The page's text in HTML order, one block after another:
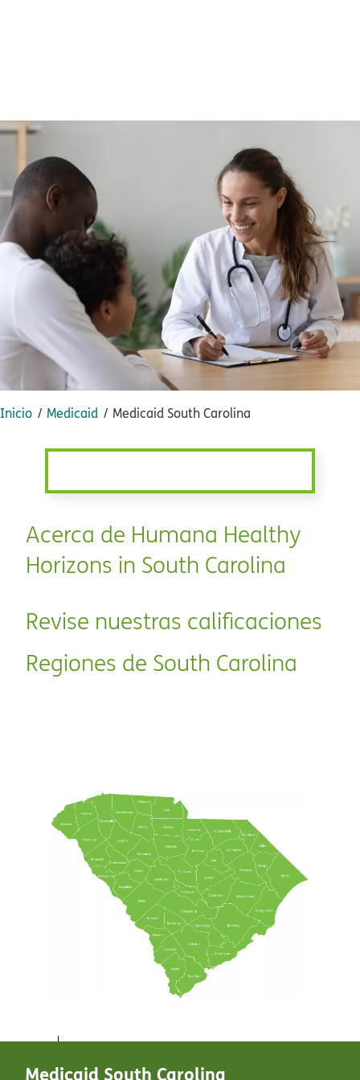
Inicio​​ Medicaid​​ Medicaid South Carolina​​
Acerca de Humana Healthy
Horizons in South Carolina​​
Revise nuestras calificaciones​​
Regiones de South Carolina​​
Medicaid South Carolina​​